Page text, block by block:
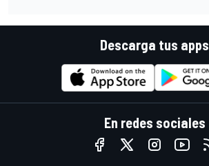
Descarga tus apps
En redes sociales